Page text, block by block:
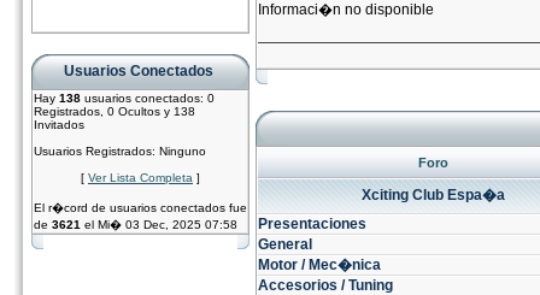
Usuarios Conectados
Hay 138 usuarios conectados: 0
Registrados, 0 Ocultos y 138
Invitados
Usuarios Registrados: Ninguno
[ Ver Lista Completa ]
El r�cord de usuarios conectados fue
de 3621 el Mi� 03 Dec, 2025 07:58
Informaci�n no disponible
Foro
Xciting Club Espa�a
Presentaciones
General
Motor / Mec�nica
Accesorios / Tuning